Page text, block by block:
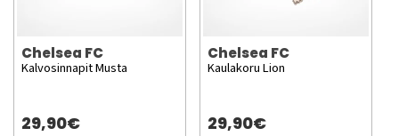
Chelsea FC
Kalvosinnapit Musta
29,90€
Chelsea FC
Kaulakoru Lion
29,90€